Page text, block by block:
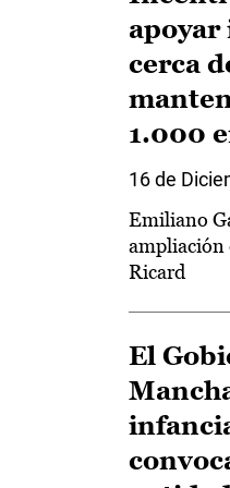
apoyar
cerca
1.000
16 de
Emiliano
ampliación
Ricard
El